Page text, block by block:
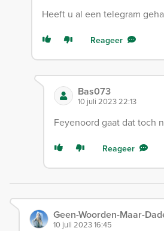
Heeft u al een telegram
Reageer
Bas073
10 juli 2023 22:13
Feyenoord gaat dat toch
Reageer
Geen-Woorden-Maar-
10 juli 2023 16:45